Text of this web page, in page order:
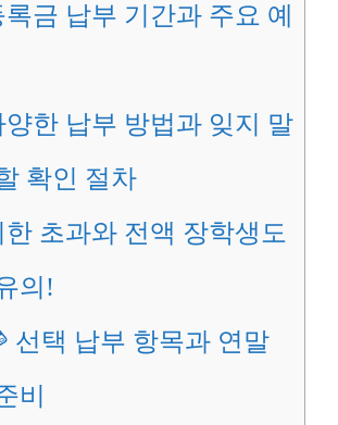
록금 납부 기간과 주요 예
양한 납부 방법과 잊지 말
확인 절차
한 초과와 전액 장학생도
의!
선택 납부 항목과 연말
비